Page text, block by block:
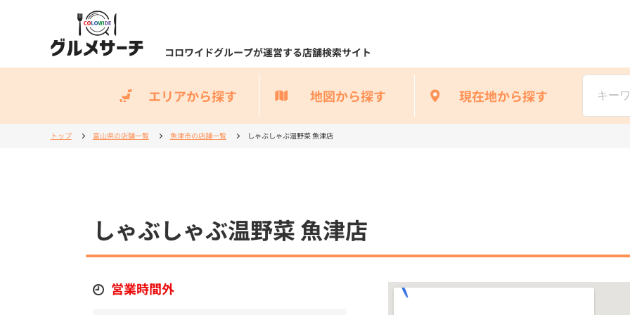
コロワイドグループが運営する店舗検索サイト
エリアから探す 地図から探す 現在地から探す
トップ 富山県の店舗一覧 魚津市の店舗一覧 しゃぶしゃぶ温野菜 魚津店
しゃぶしゃぶ温野菜 魚津店
営業時間外